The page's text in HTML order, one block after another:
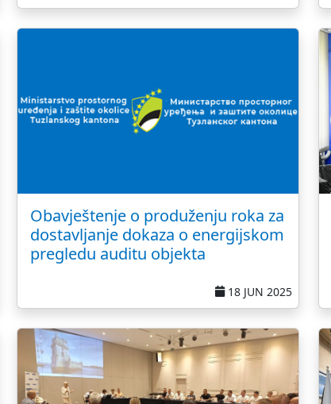
Obavještenje o produženju roka za
dostavljanje dokaza o energijskom
pregledu auditu objekta
18 JUN 2025